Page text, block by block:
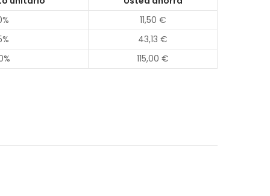
11,50 €
43,13 €
115,00 €